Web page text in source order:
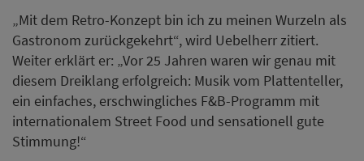
„Mit dem Retro-Konzept bin ich zu meinen Wurzeln als
Gastronom zurückgekehrt“, wird Uebelherr zitiert.
Weiter erklärt er: „Vor 25 Jahren waren wir genau mit
diesem Dreiklang erfolgreich: Musik vom Plattenteller,
ein einfaches, erschwingliches F&B-Programm mit
internationalem Street Food und sensationell gute
Stimmung!“